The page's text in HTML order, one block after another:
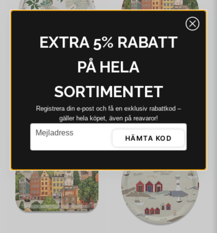
Arvidssons Kärrleken
offwhite/grön rund
bricka Ø31 cm
Arvidssons Stortorget
rund bricka
348 kr
236 kr
EXTRA 5% RABATT
PÅ HELA
SORTIMENTET
Registrera din e‑post och få en exklusiv rabattkod –
gäller hela köpet, även på reavaror!
email
Mejladress
HÄMTA KOD